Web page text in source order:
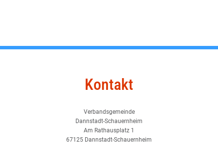
Kontakt
Verbandsgemeinde
Dannstadt-Schauernheim
Am Rathausplatz 1
67125 Dannstadt-Schauernheim